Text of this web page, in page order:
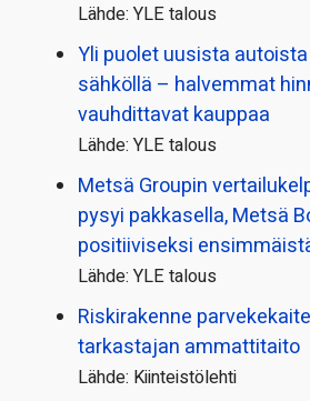
Lähde: YLE talous
Yli puolet uusista
sähköllä – halvemmat
vauhdittavat kauppaa
Lähde: YLE talous
Metsä Groupin
pysyi pakkasella, Metsä
positiiviseksi
Lähde: YLE talous
Riskirakenne
tarkastajan ammattitaito
Lähde: Kiinteistölehti